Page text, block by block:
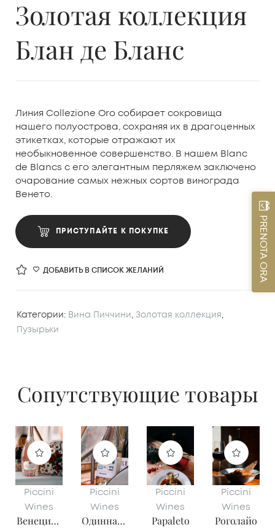
Золотая коллекция
Блан де Бланс
Линия Collezione Oro собирает сокровища
нашего полуострова, сохраняя их в драгоценных
этикетках, которые отражают их
необыкновенное совершенство. В нашем Blanc
de Blancs с его элегантным перляжем заключено
очарование самых нежных сортов винограда
Венето.
ПРИСТУПАЙТЕ К ПОКУПКЕ
ДОБАВИТЬ В СПИСОК ЖЕЛАНИЙ
Категории: Вина Пиччини, Золотая коллекция,
Пузырьки
Сопутствующие товары
Piccini
Wines
Венециан
Piccini
Wines
Одиннадц
Piccini
Wines
Papaleto
Piccini
Wines
Роголайо
PRENOTA ORA